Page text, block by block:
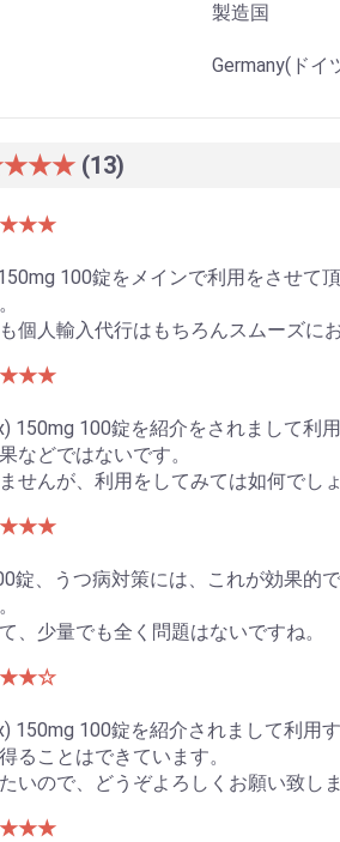
製造国
Germany(ドイ
(13)
100錠をメインで利用をさせて
個人輸入代行はもちろんスムーズに
150mg 100錠を紹介をされまして利
などではないです。
せんが、利用をしてみては如何でしょ
錠、うつ病対策には、これが効果的
、少量でも全く問題はないですね。
150mg 100錠を紹介されまして利用
ることはできています。
いので、どうぞよろしくお願い致しま